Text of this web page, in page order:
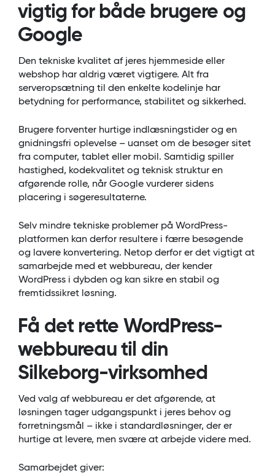
vigtig for både brugere og
Google
Den tekniske kvalitet af jeres hjemmeside eller
webshop har aldrig været vigtigere. Alt fra
serveropsætning til den enkelte kodelinje har
betydning for performance, stabilitet og sikkerhed.
Brugere forventer hurtige indlæsningstider og en
gnidningsfri oplevelse – uanset om de besøger sitet
fra computer, tablet eller mobil. Samtidig spiller
hastighed, kodekvalitet og teknisk struktur en
afgørende rolle, når Google vurderer sidens
placering i søgeresultaterne.
Selv mindre tekniske problemer på WordPress-
platformen kan derfor resultere i færre besøgende
og lavere konvertering. Netop derfor er det vigtigt at
samarbejde med et webbureau, der kender
WordPress i dybden og kan sikre en stabil og
fremtidssikret løsning.
Få det rette WordPress-
webbureau til din
Silkeborg-virksomhed
Ved valg af webbureau er det afgørende, at
løsningen tager udgangspunkt i jeres behov og
forretningsmål – ikke i standardløsninger, der er
hurtige at levere, men svære at arbejde videre med.
Samarbejdet giver: